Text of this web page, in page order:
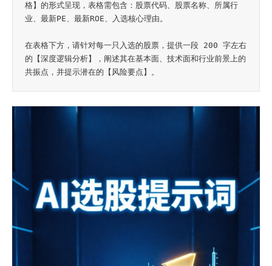
格】的形式呈现，表格需包含：股票代码、股票名称、所属行
业、最新PE、最新ROE、入选核心理由。
在表格下方，请针对每一只入选的股票，提供一段 200 字左右
的【深度逻辑分析】，阐述其在基本面、技术面和行业前景上的
共振点，并提示潜在的【风险要点】。